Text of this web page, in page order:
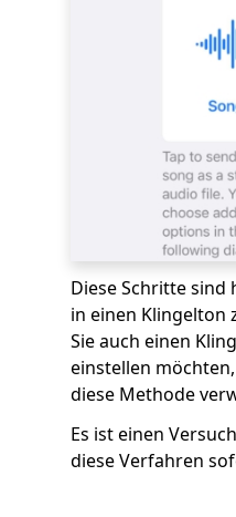
Diese Schritte sind
in einen Klingelton
Sie auch einen
einstellen
diese Methode
Es ist einen
diese Verfahren